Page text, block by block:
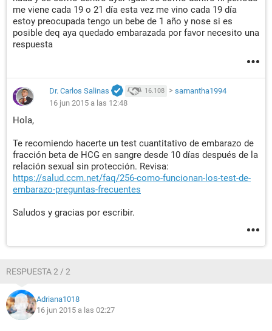
me viene cada 19 o 21 día esta vez me vino cada 19 día
estoy preocupada tengo un bebe de 1 año y nose si es
posible deq aya quedado embarazada por favor necesito una
respuesta
Dr. Carlos Salinas 16.108 > samantha1994
16 jun 2015 a las 12:48
Hola,
Te recomiendo hacerte un test cuantitativo de embarazo de
fracción beta de HCG en sangre desde 10 días después de la
relación sexual sin protección. Revisa:
https://salud.ccm.net/faq/256-como-funcionan-los-test-de-
embarazo-preguntas-frecuentes
Saludos y gracias por escribir.
RESPUESTA 2 / 2
Adriana1018
16 jun 2015 a las 02:27